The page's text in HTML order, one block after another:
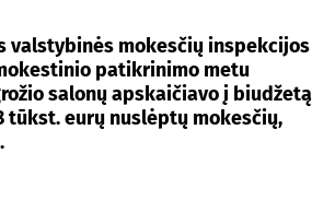
valstybinės mokesčių inspekcijos
patikrinimo metu
salonų apskaičiavo į biudžetą
tūkst. eurų nuslėptų mokesčių,